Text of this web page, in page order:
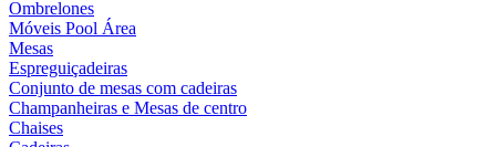
Ombrelones
Móveis Pool Área
Mesas
Espreguiçadeiras
Conjunto de mesas com cadeiras
Champanheiras e Mesas de centro
Chaises